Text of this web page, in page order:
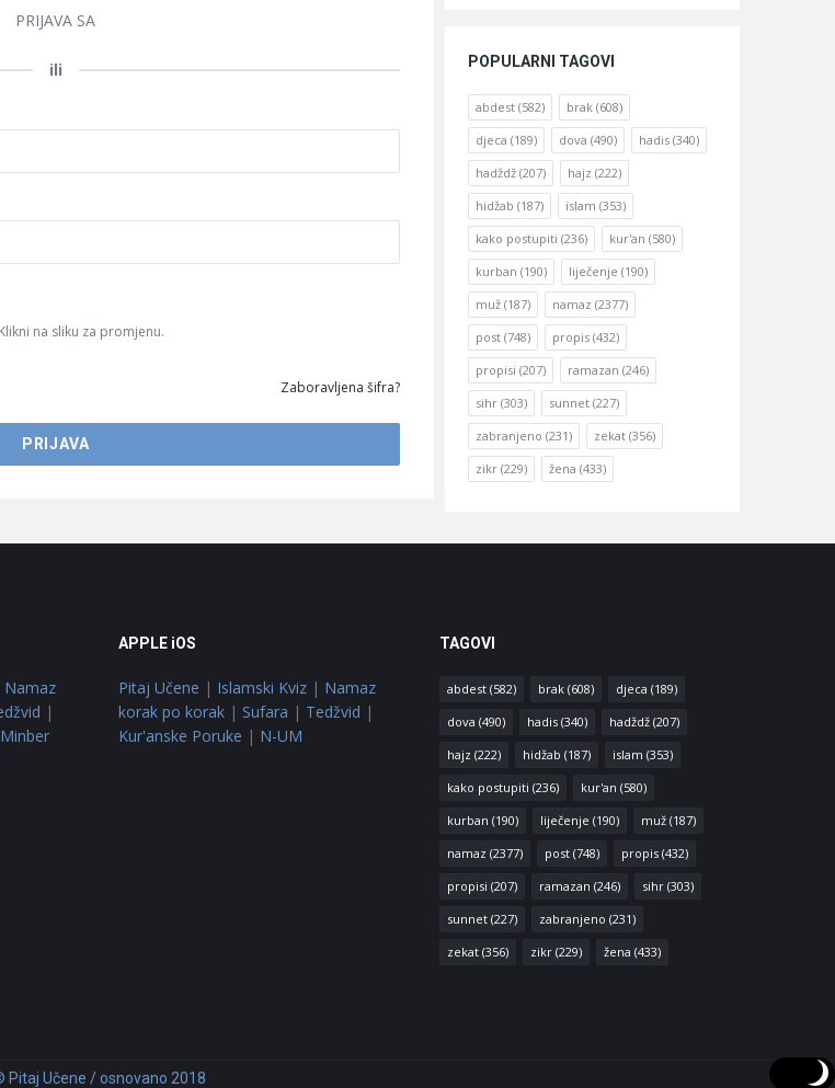
PRIJAVA SA
ili
Klikni na sliku za promjenu.
Zaboravljena šifra?
POPULARNI TAGOVI
abdest (582) brak (608)
djeca (189) dova (490) hadis (340)
hadždž (207) hajz (222)
hidžab (187) islam (353)
kako postupiti (236) kur'an (580)
kurban (190) liječenje (190)
muž (187) namaz (2377)
post (748) propis (432)
propisi (207) ramazan (246)
sihr (303) sunnet (227)
zabranjeno (231) zekat (356)
zikr (229) žena (433)
Namaz
|
Minber
APPLE iOS
Pitaj Učene | Islamski Kviz | Namaz
korak po korak | Sufara | Tedžvid |
Kur'anske Poruke | N-UM
TAGOVI
abdest(582) brak(608) djeca (189)
dova (490) hadis(340) hadždž(207)
hajz (222) hidžab (187) islam (353)
kako postupiti (236) kur'an (580)
kurban (190) liječenje (190) muž(187)
namaz (2377) post(748) propis(432)
propisi (207) ramazan (246) sihr(303)
sunnet(227) zabranjeno (231)
zekat(356) zikr(229) žena (433)
Pitaj Učene / osnovano 2018